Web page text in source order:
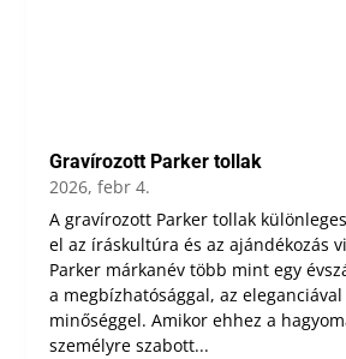
Gravírozott Parker tollak
2026, febr 4.
A gravírozott Parker tollak
el az íráskultúra és az ajándékozás
Parker márkanév több mint egy
a megbízhatósággal, az
minőséggel. Amikor ehhez a
személyre szabott...